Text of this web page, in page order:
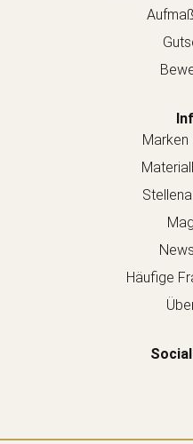
Marken
Häufige